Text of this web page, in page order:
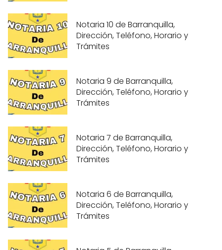
Notaria 10 de Barranquilla,
Dirección, Teléfono, Horario y
Trámites
Notaria 9 de Barranquilla,
Dirección, Teléfono, Horario y
Trámites
Notaria 7 de Barranquilla,
Dirección, Teléfono, Horario y
Trámites
Notaria 6 de Barranquilla,
Dirección, Teléfono, Horario y
Trámites